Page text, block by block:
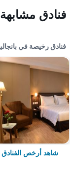
فنادق مشابهة
فنادق رخيصة في
شاهد أرخص الفنادق